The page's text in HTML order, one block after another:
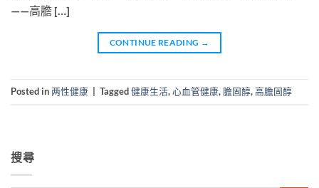
——高膽 […]
CONTINUE READING →
Posted in两性健康 Tagged健康生活,心血管健康,膽固醇,高膽固醇
搜尋